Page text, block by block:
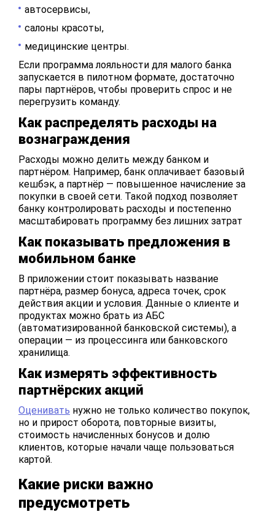
автосервисы,
салоны красоты,
медицинские центры.
Если программа лояльности для малого банка
запускается в пилотном формате, достаточно
пары партнёров, чтобы проверить спрос и не
перегрузить команду.
Как распределять расходы на
вознаграждения
Расходы можно делить между банком и
партнёром. Например, банк оплачивает базовый
кешбэк, а партнёр — повышенное начисление за
покупки в своей сети. Такой подход позволяет
банку контролировать расходы и постепенно
масштабировать программу без лишних затрат
Как показывать предложения в
мобильном банке
В приложении стоит показывать название
партнёра, размер бонуса, адреса точек, срок
действия акции и условия. Данные о клиенте и
продуктах можно брать из АБС
(автоматизированной банковской системы), а
операции — из процессинга или банковского
хранилища.
Как измерять эффективность
партнёрских акций
Оценивать нужно не только количество покупок,
но и прирост оборота, повторные визиты,
стоимость начисленных бонусов и долю
клиентов, которые начали чаще пользоваться
картой.
Какие риски важно
предусмотреть